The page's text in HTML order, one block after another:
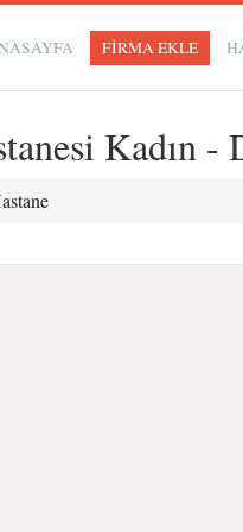
FİRMA EKLE
Kadın -